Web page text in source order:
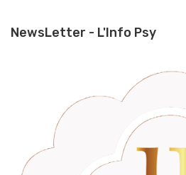
NewsLetter - L'Info Psy